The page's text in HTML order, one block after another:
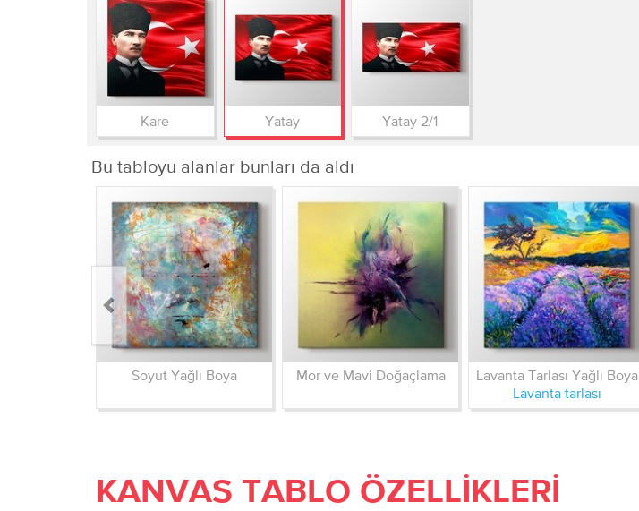
Kare Yatay Yatay 2/1
Bu tabloyu alanlar bunları da aldı
Soyut Yağlı Boya Mor ve Mavi Doğaçlama
Lavanta Tarlası Yağlı Boya
Lavanta tarlası
KANVAS TABLO ÖZELLIKLERI